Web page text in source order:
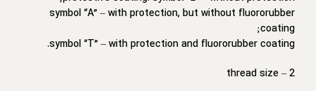
symbol “A” – with protection, but without fluororubber
coating;
symbol “T” – with protection and fluororubber coating.
2 –
thread size